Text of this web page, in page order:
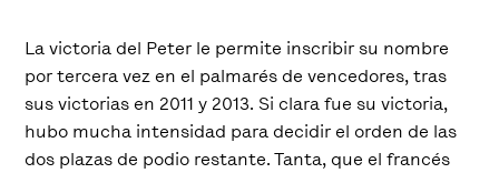
La victoria del Peter le permite inscribir su nombre
por tercera vez en el palmarés de vencedores, tras
sus victorias en 2011 y 2013. Si clara fue su victoria,
hubo mucha intensidad para decidir el orden de las
dos plazas de podio restante. Tanta, que el francés